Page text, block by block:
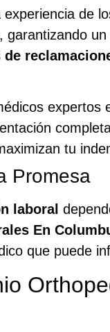
de
expertos
tu
Promesa
laboral
En
que puede